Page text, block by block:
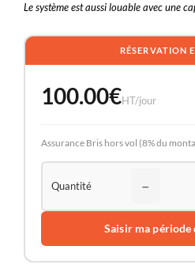
Le système est aussi louable avec une
RÉSERVATION
100.00€HT/jour
Assurance Bris hors vol (8% du
−
Saisir ma